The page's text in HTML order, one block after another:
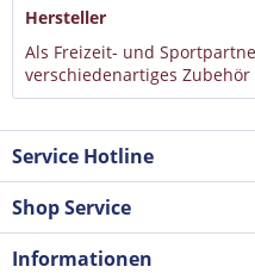
Hersteller
Als Freizeit- und
verschiedenartiges
Service Hotline
Shop Service
Informationen